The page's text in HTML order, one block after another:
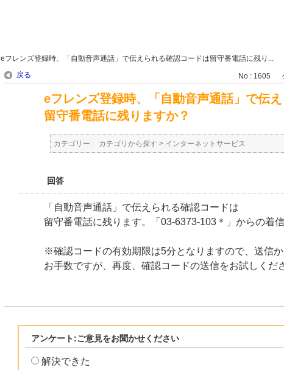
eフレンズ登録時、「自動音声通話」で伝えられる確認コードは留守番電話に残り...
戻る No : 1605
eフレンズ登録時、「自動音声通話」で伝
留守番電話に残りますか？
カテゴリー : カテゴリから探す > インターネットサービス
回答
「自動音声通話」で伝えられる確認コードは
留守番電話に残ります。「03-6373-103＊」からの着信
※確認コードの有効期限は5分となりますので、送信
お手数ですが、再度、確認コードの送信をお試しくだ
アンケート:ご意見をお聞かせください
解決できた